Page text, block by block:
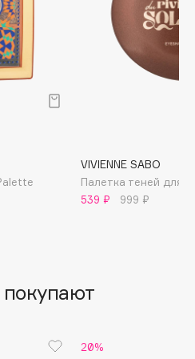
VIVIENNE SABO
Палетка теней для
539 ₽
999 ₽
20%